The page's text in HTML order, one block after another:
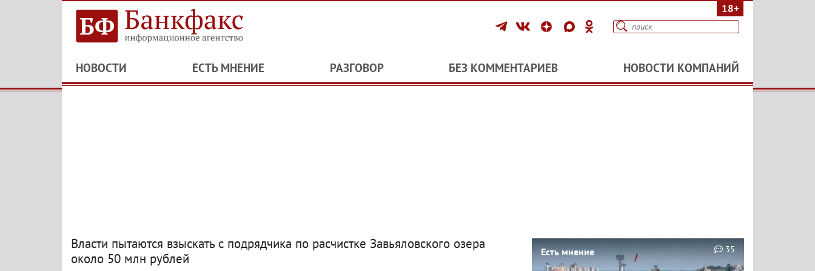
18+
НОВОСТИ ЕСТЬ МНЕНИЕ РАЗГОВОР БЕЗ КОММЕНТАРИЕВ НОВОСТИ КОМПАНИЙ
Власти пытаются взыскать с подрядчика по расчистке Завьяловского озера
около 50 млн рублей
Есть мнение 35